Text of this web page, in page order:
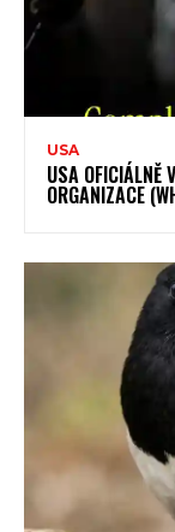
USA
USA OFICIÁLNĚ
ORGANIZACE